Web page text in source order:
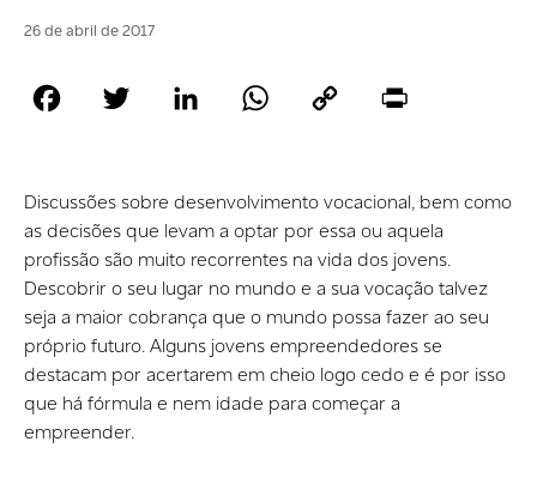
26 de abril de 2017
Facebook Twitter LinkedIn WhatsAppCopy
Discussões sobre desenvolvimento vocacional, bem como
as decisões que levam a optar por essa ou aquela
profissão são muito recorrentes na vida dos jovens.
Descobrir o seu lugar no mundo e a sua vocação talvez
seja a maior cobrança que o mundo possa fazer ao seu
próprio futuro. Alguns jovens empreendedores se
destacam por acertarem em cheio logo cedo e é por isso
que há fórmula e nem idade para começar a
empreender.